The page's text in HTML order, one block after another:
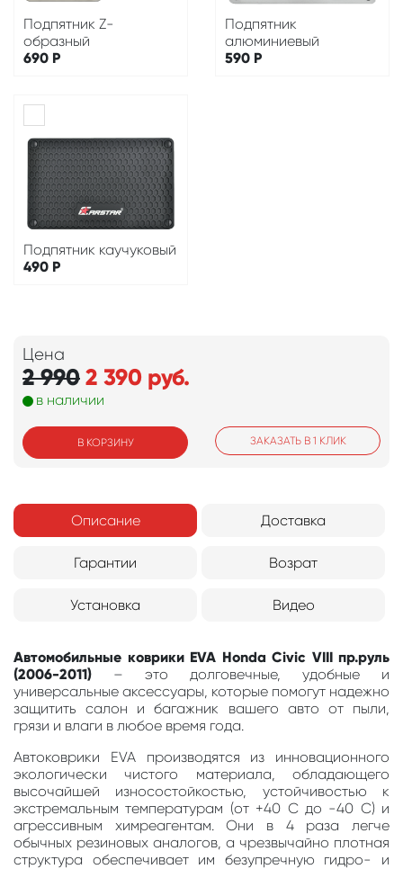
Подпятник Z-
образный
690 Р
Подпятник
алюминиевый
590 Р
Подпятник каучуковый
490 Р
Цена
2 9902 390 руб.
в наличии
В КОРЗИНУ ЗАКАЗАТЬ В 1 КЛИК
Описание Доставка
Гарантии Возрат
Установка Видео
Автомобильные коврики EVA Honda Civic VIII пр.руль
(2006-2011) – это долговечные, удобные и
универсальные аксессуары, которые помогут надежно
защитить салон и багажник вашего авто от пыли,
грязи и влаги в любое время года.
Автоковрики EVA производятся из инновационного
экологически чистого материала, обладающего
высочайшей износостойкостью, устойчивостью к
экстремальным температурам (от +40 С до -40 С) и
агрессивным химреагентам. Они в 4 раза легче
обычных резиновых аналогов, а чрезвычайно плотная
структура обеспечивает им безупречную гидро- и